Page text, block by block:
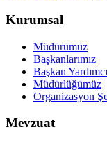
Kurumsal
Müdürümüz
Başkanlarımız
Başkan
Müdürlüğümüz
Organizasyon
Mevzuat